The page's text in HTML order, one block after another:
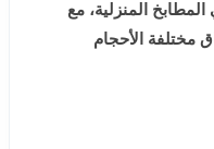
المنزلية، مع
مختلفة الأحجام